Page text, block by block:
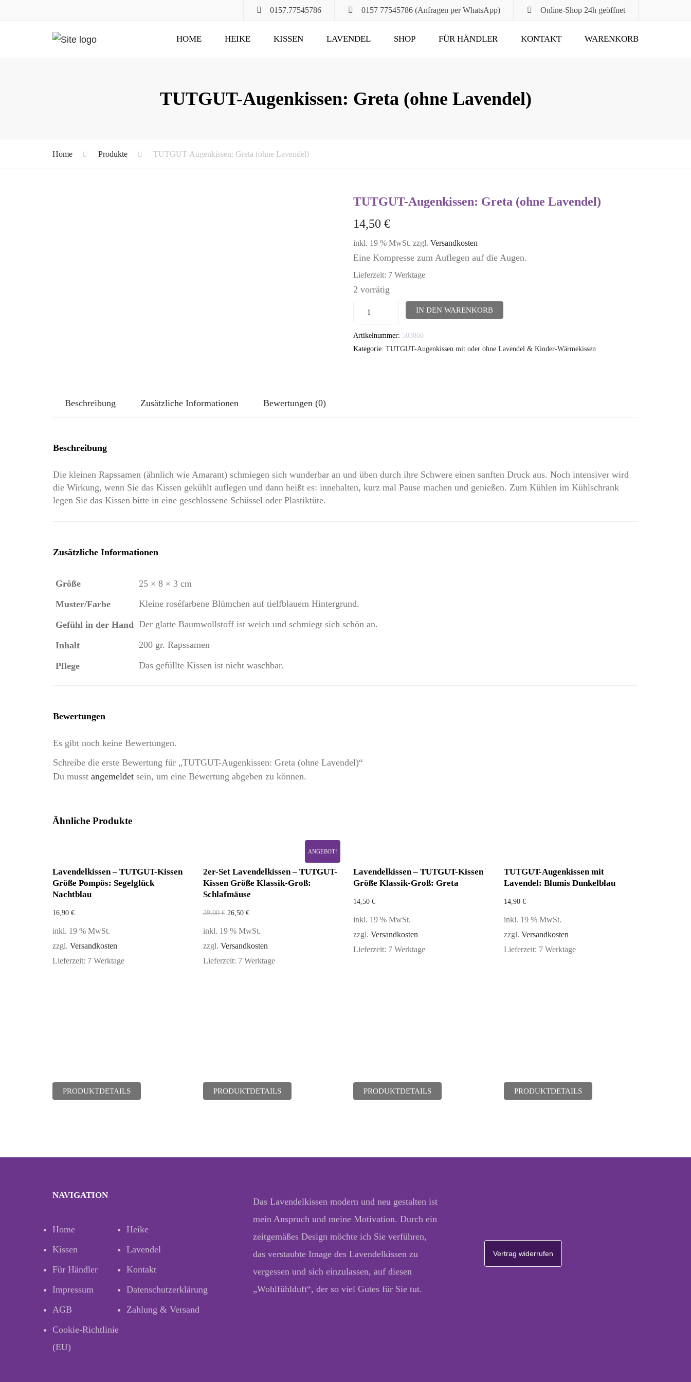
0157.77545786 0157 77545786 (Anfragen per WhatsApp) Online-Shop 24h geöffnet
Submit
HOME HEIKE KISSEN
MAXIMA
LAVENDEL
FÜR MUND, HALS
ZU ZWEIT
SHOP FÜR HÄNDLER KONTAKT WARENKORB
TUTGUT-Augenkissen: Greta (ohne Lavendel)
Home Produkte TUTGUT-Augenkissen: Greta (ohne Lavendel)
TUTGUT-Augenkissen: Greta (ohne Lavendel)
14,50 €
inkl. 19 % MwSt. zzgl. Versandkosten
Eine Kompresse zum Auflegen auf die Augen.
Lieferzeit: 7 Werktage
2 vorrätig
TUTGUT-
Greta
(ohne
IN DEN WARENKORB
Artikelnummer: 503860
Kategorie: TUTGUT-Augenkissen mit oder ohne Lavendel & Kinder-Wärmekissen
Beschreibung Zusätzliche Informationen Bewertungen (0)
Beschreibung
Die kleinen Rapssamen (ähnlich wie Amarant) schmiegen sich wunderbar an und üben durch ihre Schwere einen sanften Druck aus. Noch intensiver wird
die Wirkung, wenn Sie das Kissen gekühlt auflegen und dann heißt es: innehalten, kurz mal Pause machen und genießen. Zum Kühlen im Kühlschrank
legen Sie das Kissen bitte in eine geschlossene Schüssel oder Plastiktüte.
Zusätzliche Informationen
Größe
25 × 8 × 3 cm
Muster/Farbe
Kleine roséfarbene Blümchen auf tielfblauem Hintergrund.
Gefühl in der Hand Der glatte Baumwollstoff ist weich und schmiegt sich schön an.
Inhalt 200 gr. Rapssamen
Pflege Das gefüllte Kissen ist nicht waschbar.
Bewertungen
Es gibt noch keine Bewertungen.
Schreibe die erste Bewertung für „TUTGUT-Augenkissen: Greta (ohne Lavendel)“
Du musst angemeldet sein, um eine Bewertung abgeben zu können.
Ähnliche Produkte
Lavendelkissen – TUTGUT-Kissen
Größe Pompös: Segelglück
Nachtblau
16,90 €
inkl. 19 % MwSt.
zzgl. Versandkosten
Lieferzeit: 7 Werktage
PRODUKTDETAILS
ANGEBOT!
2er-Set Lavendelkissen – TUTGUT-
Kissen Größe Klassik-Groß:
Schlafmäuse
29,00€ 26,50 €
inkl. 19 % MwSt.
zzgl. Versandkosten
Lieferzeit: 7 Werktage
PRODUKTDETAILS
Lavendelkissen – TUTGUT-Kissen
Größe Klassik-Groß: Greta
14,50 €
inkl. 19 % MwSt.
zzgl. Versandkosten
Lieferzeit: 7 Werktage
PRODUKTDETAILS
TUTGUT-Augenkissen mit
Lavendel: Blumis Dunkelblau
14,90 €
inkl. 19 % MwSt.
zzgl. Versandkosten
Lieferzeit: 7 Werktage
PRODUKTDETAILS
NAVIGATION
Home
Heike
Kissen
Lavendel
Für Händler
Kontakt
Impressum
Datenschutzerklärung
AGB
Zahlung & Versand
Cookie-Richtlinie
(EU)
Das Lavendelkissen modern und neu gestalten ist
mein Anspruch und meine Motivation. Durch ein
zeitgemäßes Design möchte ich Sie verführen,
das verstaubte Image des Lavendelkissen zu
vergessen und sich einzulassen, auf diesen
„Wohlfühlduft“, der so viel Gutes für Sie tut.
Vertrag widerrufen